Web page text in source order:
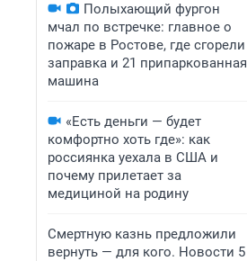
Полыхающий фургон
мчал по встречке: главное о
пожаре в Ростове, где сгорели
заправка и 21 припаркованная
машина
«Есть деньги — будет
комфортно хоть где»: как
россиянка уехала в США и
почему прилетает за
медициной на родину
Смертную казнь предложили
вернуть — для кого. Новости 5